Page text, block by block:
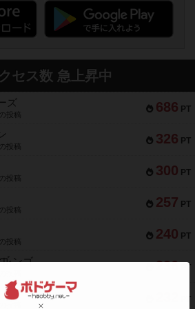
セス数 急上昇中
686 PT
ズ
投稿
326 PT
投稿
300 PT
投稿
257 PT
投稿
240 PT
投稿
236 PT
ンゴ
PT